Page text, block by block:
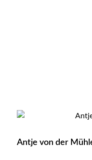
Antje von der